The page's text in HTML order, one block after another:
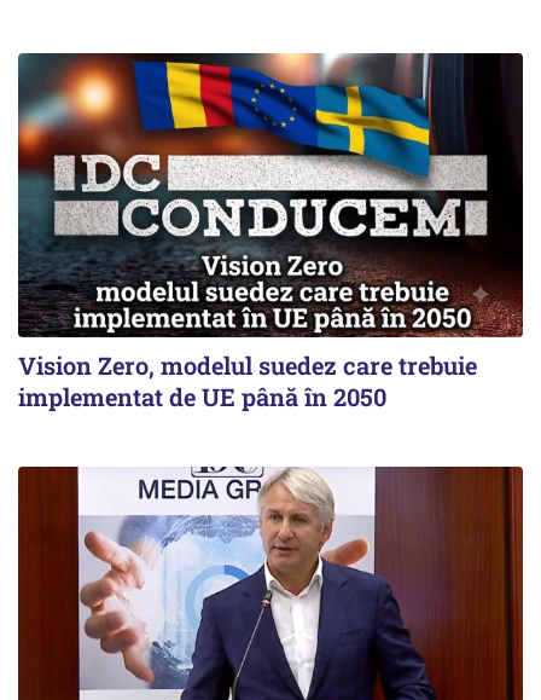
Vision Zero, modelul suedez care trebuie
implementat de UE până în 2050